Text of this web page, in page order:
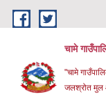
Skip to main content
चामे
"चामे
जलश्रोत मुल